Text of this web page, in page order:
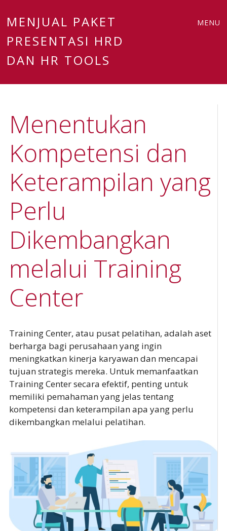
MENJUAL PAKET
PRESENTASI HRD
DAN HR TOOLS
MENU
Menentukan
Kompetensi dan
Keterampilan yang
Perlu
Dikembangkan
melalui Training
Center
Training Center, atau pusat pelatihan, adalah aset
berharga bagi perusahaan yang ingin
meningkatkan kinerja karyawan dan mencapai
tujuan strategis mereka. Untuk memanfaatkan
Training Center secara efektif, penting untuk
memiliki pemahaman yang jelas tentang
kompetensi dan keterampilan apa yang perlu
dikembangkan melalui pelatihan.